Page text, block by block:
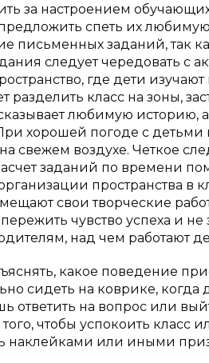
за настроением
спеть их
письменных заданий, так
следует чередовать с
где дети
разделить класс на зоны,
любимую историю,
хорошей погоде с детьми
свежем воздухе. Четкое
заданий по времени
пространства в
свои творческие
чувство успеха и
над чем работают
какое поведение
сидеть на коврике,
ответить на вопрос или
чтобы успокоить
наклейками или иными